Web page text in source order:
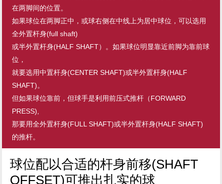
在两脚间的位置。
如果球位在两脚正中，或球右侧在中线上为居中球位，可以选用
全外置杆身(full shaft)
或半外置杆身(HALF SHAFT）。如果球位明显靠近前脚为靠前球
位，
就要选用中置杆身(CENTER SHAFT)或半外置杆身(HALF
SHAFT)。
但如果球位靠前，但球手是利用前压式推杆（FORWARD
PRESS),
那要用全外置杆身(FULL SHAFT)或半外置杆身(HALF SHAFT)
的推杆。
球位配以合适的杆身前移(SHAFT
OFFSET)可推出扎实的球